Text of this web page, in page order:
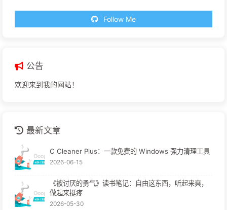
Follow Me
公告
欢迎来到我的网站！
最新文章
C Cleaner Plus：一款免费的 Windows 强力清理工具
2026-06-15
《被讨厌的勇气》读书笔记：自由这东西，听起来爽，
做起来挺疼
2026-05-30